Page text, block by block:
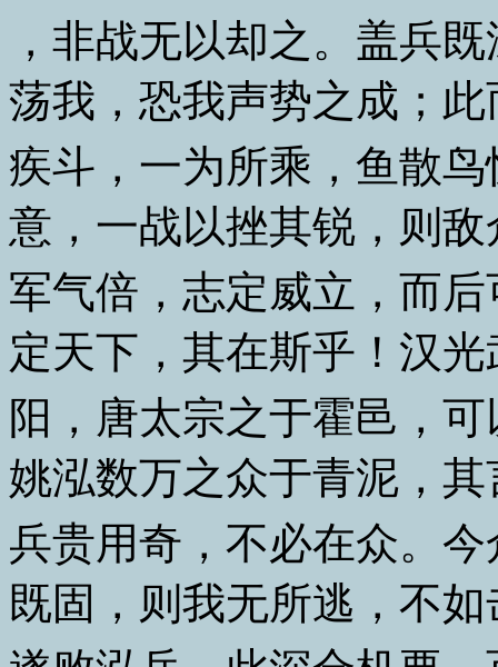
，非战无以却之。盖兵
荡我，恐我声势之成；
疾斗，一为所乘，鱼散
意，一战以挫其锐，则
军气倍，志定威立，而
定天下，其在斯乎！汉
阳，唐太宗之于霍邑，
姚泓数万之众于青泥，
兵贵用奇，不必在众。
既固，则我无所逃，不